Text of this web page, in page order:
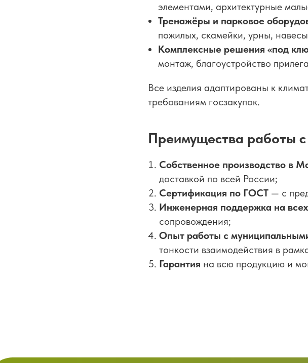
элементами, архитектурные
Тренажёры и парковое
пожилых, скамейки, урны,
Комплексные решения «под
монтаж, благоустройство
Все изделия адаптированы к
требованиям госзакупок.
Преимущества работы
Собственное производство в
доставкой по всей России;
Сертификация по ГОСТ — с
Инженерная поддержка на
сопровождения;
Опыт работы с
тонкости взаимодействия в
Гарантия на всю продукцию и